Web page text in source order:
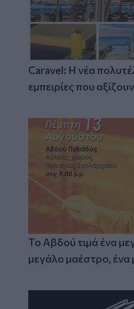
Caravel: Η νέα
εμπειρίες που αξίζουν
Το Αβδού τιμά ένα
μεγάλο μαέστρο,